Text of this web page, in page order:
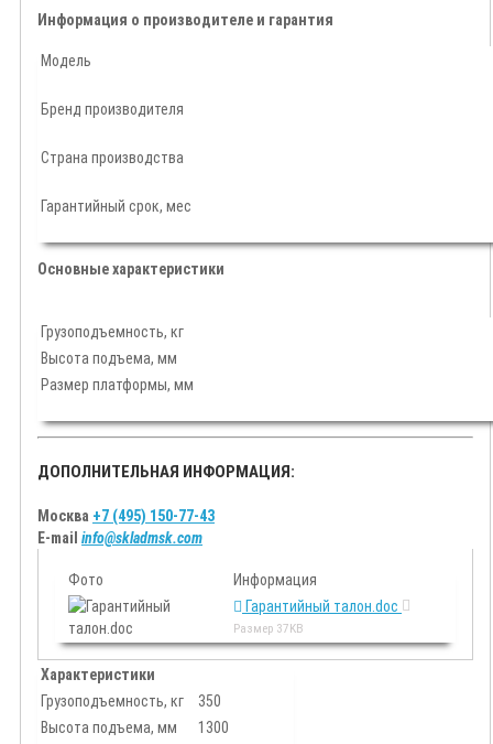
Информация о производителе и гарантия
Модель
Бренд производителя
Страна производства
Гарантийный срок, мес
Основные характеристики
Грузоподъемность, кг
Высота подъема, мм
Размер платформы, мм
ДОПОЛНИТЕЛЬНАЯ ИНФОРМАЦИЯ:
Москва +7 (495) 150-77-43
E-mail info@skladmsk.com
Фото
Информация
Гарантийный талон.doc
Размер 37KB
Характеристики
Грузоподъемность, кг
350
Высота подъема, мм
1300